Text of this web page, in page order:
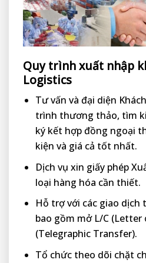
Quy trình xuất nhập
Logistics
Tư vấn và đại diện
trình thương thảo, tìm
ký kết hợp đồng ngoại
kiện và giá cả tốt nhất.
Dịch vụ xin giấy phép
loại hàng hóa cần thiết.
Hỗ trợ với các giao
bao gồm mở L/C (Letter
(Telegraphic Transfer).
Tổ chức theo dõi chặt